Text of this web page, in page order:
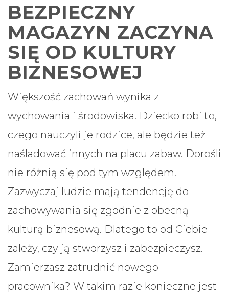
BEZPIECZNY
MAGAZYN ZACZYNA
SIĘ OD KULTURY
BIZNESOWEJ
Większość zachowań wynika z
wychowania i środowiska. Dziecko robi to,
czego nauczyli je rodzice, ale będzie też
naśladować innych na placu zabaw. Dorośli
nie różnią się pod tym względem.
Zazwyczaj ludzie mają tendencję do
zachowywania się zgodnie z obecną
kulturą biznesową. Dlatego to od Ciebie
zależy, czy ją stworzysz i zabezpieczysz.
Zamierzasz zatrudnić nowego
pracownika? W takim razie konieczne jest